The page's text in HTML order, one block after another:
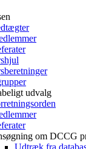
udvalg
om DCCG
Udtræk fra